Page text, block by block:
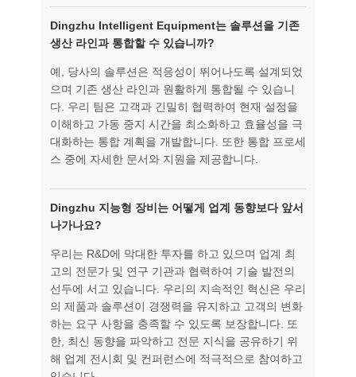
Dingzhu Intelligent Equipment는 솔루션을 기존
생산 라인과 통합할 수 있습니까?
예, 당사의 솔루션은 적응성이 뛰어나도록 설계되었
으며 기존 생산 라인과 원활하게 통합될 수 있습니
다. 우리 팀은 고객과 긴밀히 협력하여 현재 설정을
이해하고 가동 중지 시간을 최소화하고 효율성을 극
대화하는 통합 계획을 개발합니다. 또한 통합 프로세
스 중에 자세한 문서와 지원을 제공합니다.
Dingzhu 지능형 장비는 어떻게 업계 동향보다 앞서
나가나요?
우리는 R&D에 막대한 투자를 하고 있으며 업계 최
고의 전문가 및 연구 기관과 협력하여 기술 발전의
선두에 서고 있습니다. 우리의 지속적인 혁신은 우리
의 제품과 솔루션이 경쟁력을 유지하고 고객의 변화
하는 요구 사항을 충족할 수 있도록 보장합니다. 또
한, 최신 동향을 파악하고 전문 지식을 공유하기 위
해 업계 전시회 및 컨퍼런스에 적극적으로 참여하고